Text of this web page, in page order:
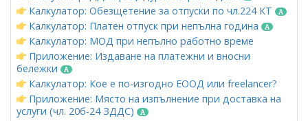
Калкулатор: Обезщетение за отпуски по чл.224 КТ
Калкулатор: Платен отпуск при непълна година
Калкулатор: МОД при непълно работно време
Приложение: Издаване на платежни и вносни
бележки
Калкулатор: Кое е по-изгодно ЕООД или freelancer?
Приложение: Място на изпълнение при доставка на
услуги (чл. 20б-24 ЗДДС)